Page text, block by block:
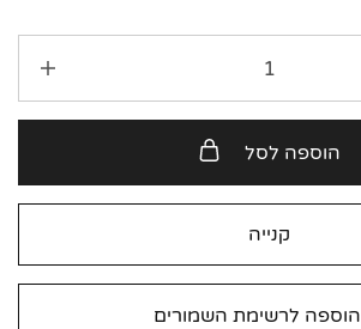
הוספה לסל
קנייה
הוספה לרשימת השמורים